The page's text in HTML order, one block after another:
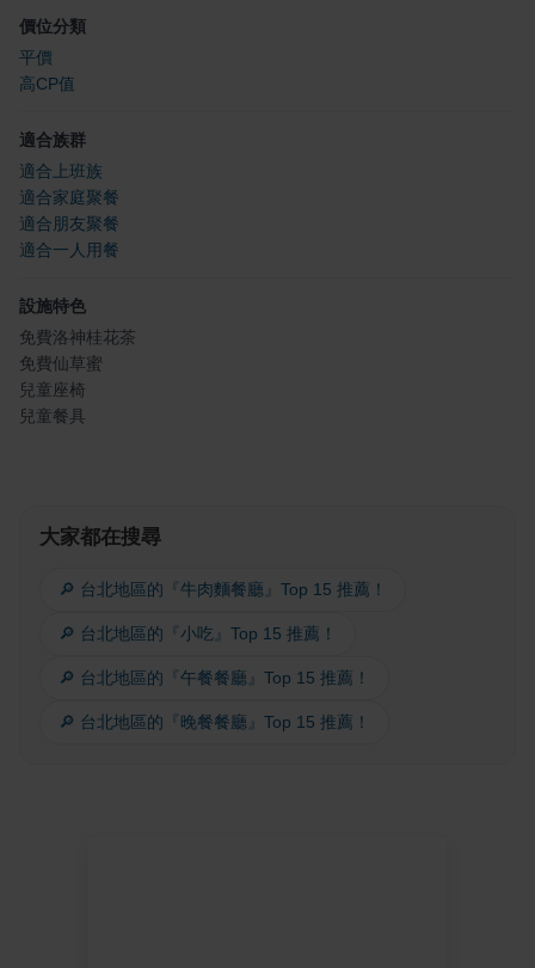
價位分類
平價
高CP值
適合族群
適合上班族
適合家庭聚餐
適合朋友聚餐
適合一人用餐
設施特色
免費洛神桂花茶
免費仙草蜜
兒童座椅
兒童餐具
大家都在搜尋
🔎 台北地區的『牛肉麵餐廳』Top 15 推薦！
🔎 台北地區的『小吃』Top 15 推薦！
🔎 台北地區的『午餐餐廳』Top 15 推薦！
🔎 台北地區的『晚餐餐廳』Top 15 推薦！